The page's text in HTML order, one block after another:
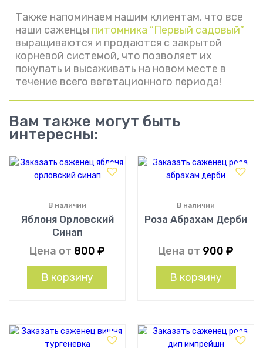
Также напоминаем нашим клиентам, что все
наши саженцы питомника “Первый садовый”
выращиваются и продаются с закрытой
корневой системой, что позволяет их
покупать и высаживать на новом месте в
течение всего вегетационного периода!
Вам также могут быть
интересны:
Яблоня Орловский
Синап
В наличии
Цена от 800 ₽
В корзину
Роза Абрахам Дерби
В наличии
Цена от 900 ₽
В корзину